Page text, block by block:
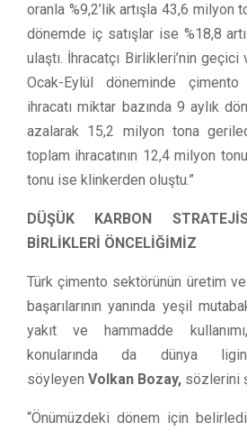
oranla %9,2’lik artışla 43,6 milyon
dönemde iç satışlar ise %18,8
ulaştı. İhracatçı Birlikleri’nin
Ocak-Eylül döneminde
ihracatı miktar bazında 9 aylık
azalarak 15,2 milyon tona
toplam ihracatının 12,4 milyon
tonu ise klinkerden oluştu.”
DÜŞÜK KARBON
BİRLİKLERİ ÖNCELİĞİMİZ
Türk çimento sektörünün üretim ve
başarılarının yanında yeşil
yakıt ve hammadde
konularında da dünya
söyleyen Volkan Bozay, sözlerini
“Önümüzdeki dönem için